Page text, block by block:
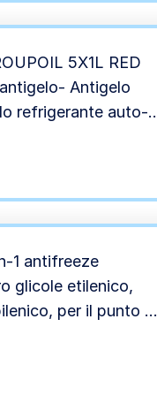
5X1L RED
Antigelo
refrigerante auto-
italy
1 antifreeze
glicole etilenico,
per il punto di
dell’acqua di